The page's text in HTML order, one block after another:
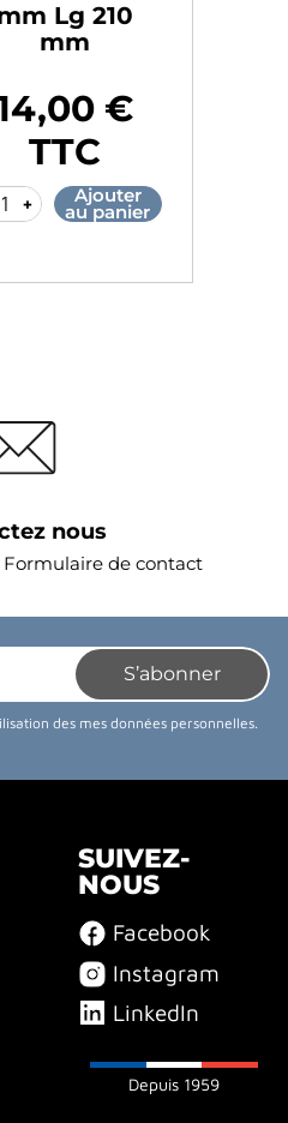
Lg 210
mm
€
TTC
+ Ajouter
au panier
nous
Formulaire de contact
des mes données personnelles.
SUIVEZ-
NOUS
Facebook
Instagram
LinkedIn
Depuis 1959